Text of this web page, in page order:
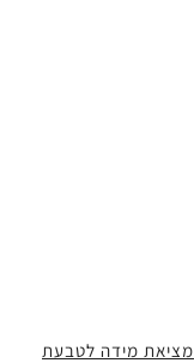
מציאת מידה לטבעת